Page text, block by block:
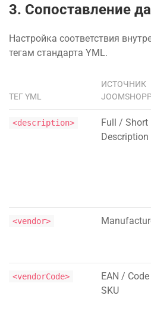
3. Сопоставление
Настройка соответствия
тегам стандарта YML.
ТЕГ YML
ИСТОЧНИК
<description>
Full / Short
Description
<vendor>
<vendorCode>
EAN /
SKU